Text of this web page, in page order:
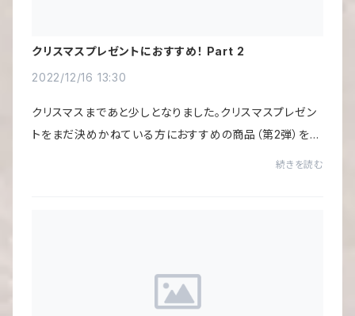
クリスマスプレゼントにおすすめ！ Part 2
2022/12/16 13:30
クリスマスまであと少しとなりました。クリスマスプレゼン
トをまだ決めかねている方におすすめの商品（第2弾）をご
続きを読む